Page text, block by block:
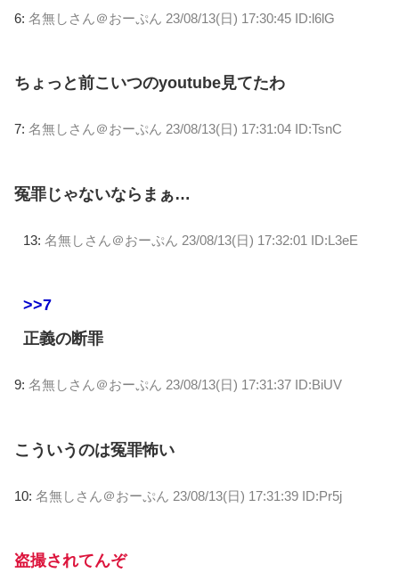
6: 名無しさん＠おーぷん 23/08/13(日) 17:30:45 ID:l6lG
ちょっと前こいつのyoutube見てたわ
7: 名無しさん＠おーぷん 23/08/13(日) 17:31:04 ID:TsnC
冤罪じゃないならまぁ…
13: 名無しさん＠おーぷん 23/08/13(日) 17:32:01 ID:L3eE
>>7
正義の断罪
9: 名無しさん＠おーぷん 23/08/13(日) 17:31:37 ID:BiUV
こういうのは冤罪怖い
10: 名無しさん＠おーぷん 23/08/13(日) 17:31:39 ID:Pr5j
盗撮されてんぞ